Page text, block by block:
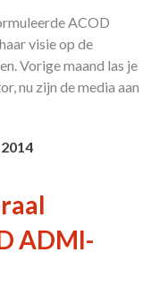
ACOD
visie op de
Vorige maand las je
nu zijn de media aan
ADMI-